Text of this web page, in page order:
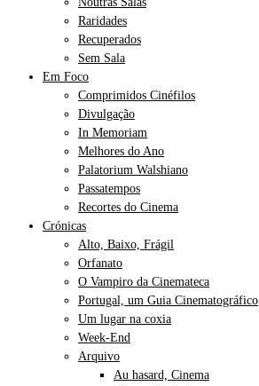
Raridades
Recuperados
Sem Sala
Em Foco
Comprimidos Cinéfilos
Divulgação
In Memoriam
Melhores do Ano
Palatorium Walshiano
Passatempos
Recortes do Cinema
Crónicas
Alto, Baixo, Frágil
Orfanato
O Vampiro da Cinemateca
Portugal, um Guia Cinematográfico
Um lugar na coxia
Week-End
Arquivo
Au hasard, Cinema